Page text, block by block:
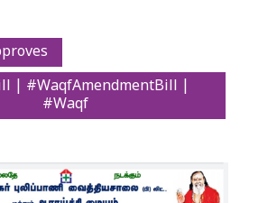
| #WaqfAmendmentBill |
#Waqf